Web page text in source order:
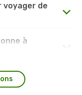
voyager de
à